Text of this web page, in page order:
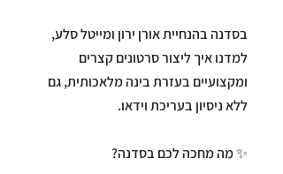
בסדנה בהנחיית אורן ירון ומייטל סלע,
למדנו איך ליצור סרטונים קצרים
ומקצועיים בעזרת בינה מלאכותית, גם